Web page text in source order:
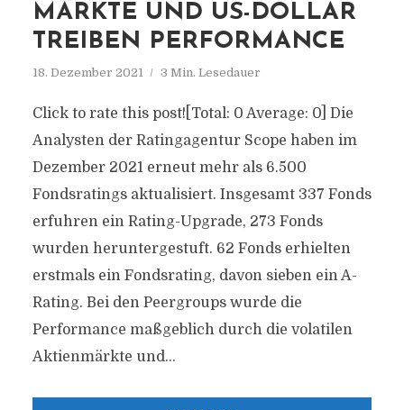
MÄRKTE UND US-DOLLAR
TREIBEN PERFORMANCE
18. Dezember 2021 3 Min. Lesedauer
Click to rate this post![Total: 0 Average: 0] Die
Analysten der Ratingagentur Scope haben im
Dezember 2021 erneut mehr als 6.500
Fondsratings aktualisiert. Insgesamt 337 Fonds
erfuhren ein Rating-Upgrade, 273 Fonds
wurden heruntergestuft. 62 Fonds erhielten
erstmals ein Fondsrating, davon sieben ein A-
Rating. Bei den Peergroups wurde die
Performance maßgeblich durch die volatilen
Aktienmärkte und...